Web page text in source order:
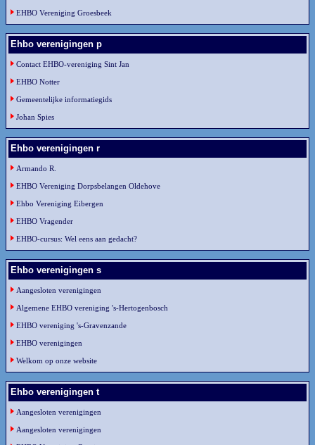
EHBO Vereniging Groesbeek
Ehbo verenigingen p
Contact EHBO-vereniging Sint Jan
EHBO Notter
Gemeentelijke informatiegids
Johan Spies
Ehbo verenigingen r
Armando R.
EHBO Vereniging Dorpsbelangen Oldehove
Ehbo Vereniging Eibergen
EHBO Vragender
EHBO-cursus: Wel eens aan gedacht?
Ehbo verenigingen s
Aangesloten verenigingen
Algemene EHBO vereniging 's-Hertogenbosch
EHBO vereniging 's-Gravenzande
EHBO verenigingen
Welkom op onze website
Ehbo verenigingen t
Aangesloten verenigingen
Aangesloten verenigingen